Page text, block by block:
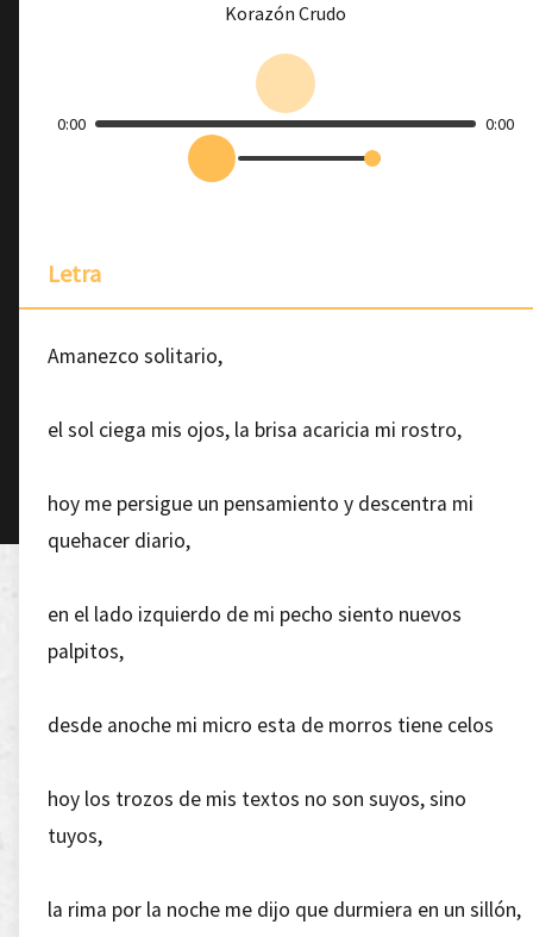
Korazón Crudo
0:00 0:00
Letra
Amanezco solitario,
el sol ciega mis ojos, la brisa acaricia mi rostro,
hoy me persigue un pensamiento y descentra mi
quehacer diario,
en el lado izquierdo de mi pecho siento nuevos
palpitos,
desde anoche mi micro esta de morros tiene celos
hoy los trozos de mis textos no son suyos, sino
tuyos,
la rima por la noche me dijo que durmiera en un sillón,